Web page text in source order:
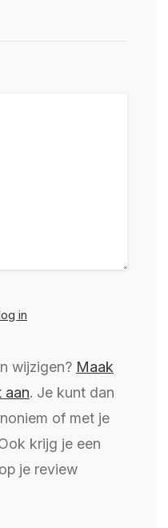
in
wijzigen? Maak
aan. Je kunt dan
of met je
krijg je een
je review